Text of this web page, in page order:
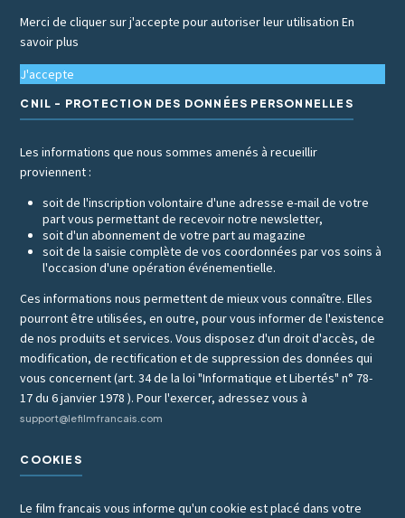
Merci de cliquer sur j'accepte pour autoriser leur utilisationEn
savoir plus
J'accepte
CNIL - PROTECTION DES DONNÉES PERSONNELLES
Les informations que nous sommes amenés à recueillir
proviennent :
soit de l'inscription volontaire d'une adresse e-mail de votre
part vous permettant de recevoir notre newsletter,
soit d'un abonnement de votre part au magazine
soit de la saisie complète de vos coordonnées par vos soins à
l'occasion d'une opération événementielle.
Ces informations nous permettent de mieux vous connaître. Elles
pourront être utilisées, en outre, pour vous informer de l'existence
de nos produits et services. Vous disposez d'un droit d'accès, de
modification, de rectification et de suppression des données qui
vous concernent (art. 34 de la loi "Informatique et Libertés" n° 78-
17 du 6 janvier 1978 ). Pour l'exercer, adressez vous à
support@lefilmfrancais.com
COOKIES
Le film francais vous informe qu'un cookie est placé dans votre